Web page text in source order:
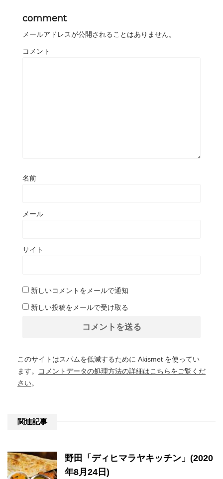
comment
メールアドレスが公開されることはありません。
コメント
名前
メール
サイト
新しいコメントをメールで通知
新しい投稿をメールで受け取る
このサイトはスパムを低減するために Akismet を使ってい
ます。
コメントデータの処理方法の詳細はこちらをご覧くだ
さい。
関連記事
野田「ディヒマラヤキッチン」(2020
年8月24日)